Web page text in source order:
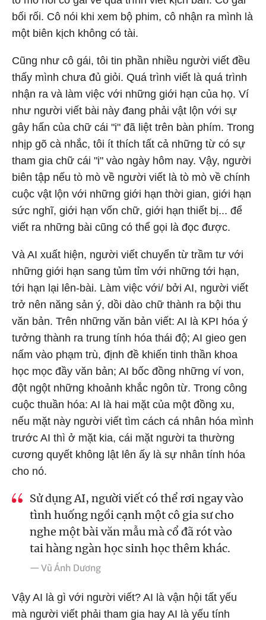
bối rối. Cô nói khi xem bộ phim, cô nhận ra mình là
một biên kịch không có tài.
Cũng như cô gái, tôi tin phần nhiều người viết đều
thấy mình chưa đủ giỏi. Quá trình viết là quá trình
nhận ra và làm việc với những giới hạn của họ. Ví
như người viết bài này đang phải vật lộn với sự
gây hấn của chữ cái "i" đã liệt trên bàn phím. Trong
nhịp gõ cà nhắc, tôi ít thích tất cả những từ có sự
tham gia chữ cái "i" vào ngày hôm nay. Vậy, người
biên tập nếu tò mò về người viết là tò mò về chính
cuộc vật lộn với những giới hạn thời gian, giới hạn
sức nghĩ, giới hạn vốn chữ, giới hạn thiết bị... để
viết ra những bài cũng có thể gọi là đọc được.
Và AI xuất hiện, người viết chuyển từ trầm tư với
những giới hạn sang tủm tỉm với những tới hạn,
tới hạn lại lên-bài. Làm việc với/ bởi AI, người viết
trở nên năng sản ý, dồi dào chữ thành ra bội thu
văn bản. Trên những văn bản viết: AI là KPI hóa ý
tưởng thành ra trung tính hóa thái độ; AI gieo gen
nấm vào phạm trù, định đề khiến tinh thần khoa
học mọc đầy văn bản; AI bốc đồng những ví von,
đột ngột những khoảnh khắc ngôn từ. Trong công
cuộc thuần hóa: AI là hai mặt của một đồng xu,
nếu mặt này người viết tìm cách cá nhân hóa mình
trước AI thì ở mặt kia, cái mặt người ta thường
cương quyết không lật lên ấy là sự nhân tính hóa
cho nó.
Sử dụng AI, người viết có thể rơi ngay vào
tình huống ngồi cạnh một cô gia sư cho
nghe một bài văn mẫu mà cổ đã rót vào
tai hàng ngàn học sinh học thêm khác.
— Vũ Ánh Dương
Vậy AI là gì với người viết? AI là vận hội tất yếu
mà người viết phải tham gia hay AI là yếu tính